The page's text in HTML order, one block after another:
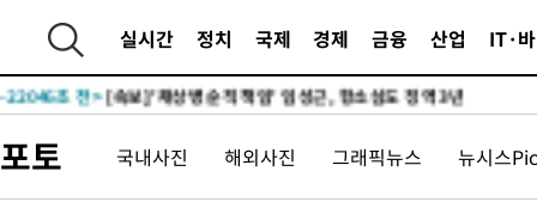
실시간 정치 국제 경제 금융 산업 IT·
-29561초 전 >
[속보]국힘 윤리위, '돌려차기 발언' 진종오·서범수 징계 절차
-24886초 전 >
25.3%↑
-22046초 전 >[속보]'채상병 순직 책임' 임성근, 항소심도 징역 3년
-18512초 전 >
민주 콩고 에볼라환자 4천명 돌파, 4053명 발생 1850명 사망
-17762초 전 >[속보]'300억원대 사기 혐의' 차가원 대표 구속 송치
포토 국내사진 해외사진 그래픽뉴스 뉴시스Pic